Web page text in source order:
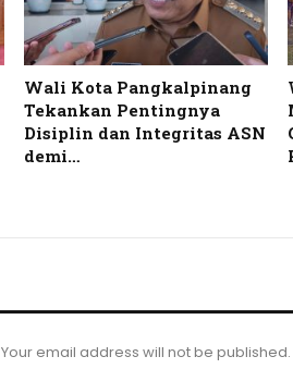
Wali Kota Pangkalpinang
Tekankan Pentingnya
Disiplin dan Integritas ASN
demi…
Your email address will not be published.